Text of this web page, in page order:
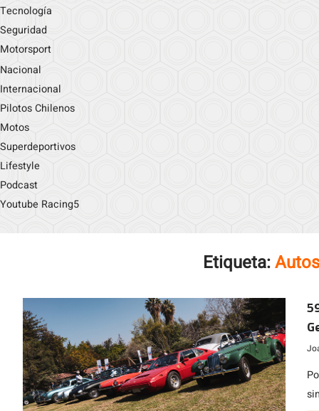
Tecnología
Seguridad
Motorsport
Nacional
Internacional
Pilotos Chilenos
Motos
Superdeportivos
Lifestyle
Podcast
Youtube Racing5
Etiqueta: